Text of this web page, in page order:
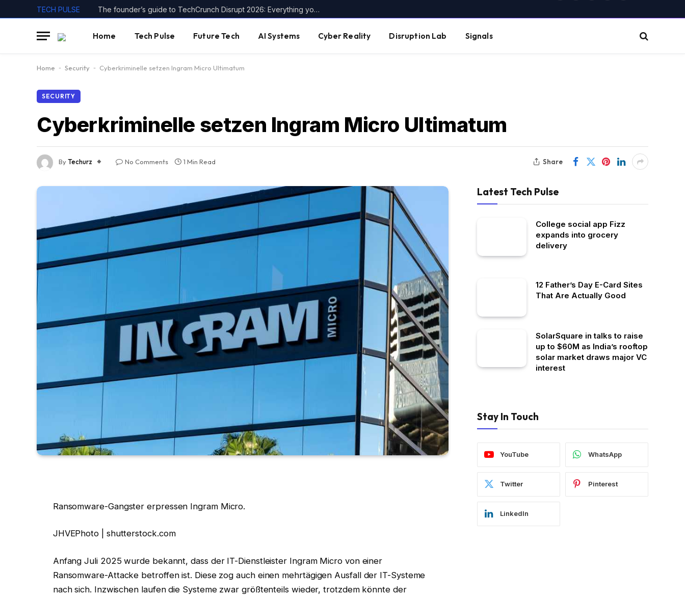
TECH PULSE The founder’s guide to TechCrunch Disrupt 2026: Everything you need to know
Home Tech Pulse Future Tech AI Systems Cyber Reality Disruption Lab Signals
Home - Security - Cyberkriminelle setzen Ingram Micro Ultimatum
SECURITY
Cyberkriminelle setzen Ingram Micro Ultimatum
ByTechurz No Comments 1 Min Read Share
Ransomware-Gangster erpressen Ingram Micro.
JHVEPhoto | shutterstock.com
Anfang Juli 2025 wurde bekannt, dass der IT-Dienstleister Ingram Micro von einer
Ransomware-Attacke betroffen ist. Diese zog auch einen mehrtägigen Ausfall der IT-Systeme
nach sich. Inzwischen laufen die Systeme zwar größtenteils wieder, trotzdem könnte der
Latest Tech Pulse
College social app Fizz
expands into grocery
delivery
12 Father’s Day E-Card Sites
That Are Actually Good
SolarSquare in talks to raise
up to $60M as India’s rooftop
solar market draws major VC
interest
Stay In Touch
YouTube WhatsApp
Twitter Pinterest
LinkedIn